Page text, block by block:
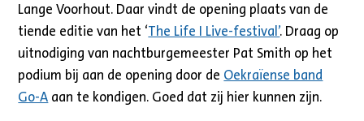
Lange Voorhout. Daar vindt de opening plaats van de
tiende editie van het ‘The Life I Live-festival’. Draag op
uitnodiging van nachtburgemeester Pat Smith op het
podium bij aan de opening door de Oekraïense band
Go-A aan te kondigen. Goed dat zij hier kunnen zijn.